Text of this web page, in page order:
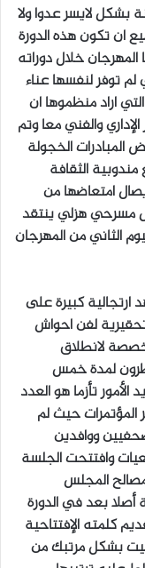
بشكل لايسر عدوا ولا
ان تكون هذه الدورة
المهرجان خلال دوراته
لم توفر لنفسها عناء
اراد منظموها ان
والفني معا وتم
المبادرات الخجولة
الثقافة
امتعاضها من
مسرحي هزلي ينتقد
الثاني من المهرجان
كبيرة على
لفن احواش
لانطلاق
لمدة خمس
تأزما هو العدد
المؤتمرات حيث لم
ووافدين
وافتتحت الجلسة
المجلس
أصلا بعد في الدورة
كلمته الإفتتاحية
بشكل مرتبك من